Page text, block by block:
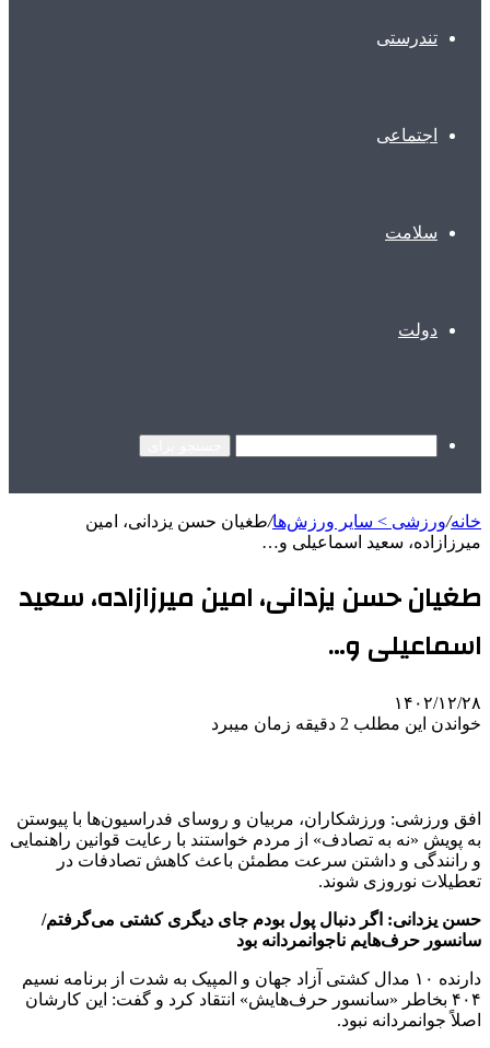
تندرستی
اجتماعی
سلامت
دولت
خانه/ورزشی > سایر ورزش‌ها/طغیان حسن یزدانی، امین
میرزازاده، سعید اسماعیلی و…
طغیان حسن یزدانی، امین میرزازاده، سعید
اسماعیلی و…
۱۴۰۲/۱۲/۲۸
خواندن این مطلب 2 دقیقه زمان میبرد
افق ورزشی: ورزشکاران، مربیان و روسای فدراسیون‌ها با پیوستن
به پویش «نه به تصادف» از مردم خواستند با رعایت قوانین راهنمایی
و رانندگی و داشتن سرعت مطمئن باعث کاهش تصادفات در
تعطیلات نوروزی شوند.
حسن یزدانی: اگر دنبال پول بودم جای دیگری کشتی می‌گرفتم/
سانسور حرف‌هایم ناجوانمردانه بود
دارنده ۱۰ مدال کشتی آزاد جهان و المپیک به شدت از برنامه نسیم
۴۰۴ بخاطر «سانسور حرف‌هایش» انتقاد کرد و گفت: این کارشان
اصلاً جوانمردانه نبود.